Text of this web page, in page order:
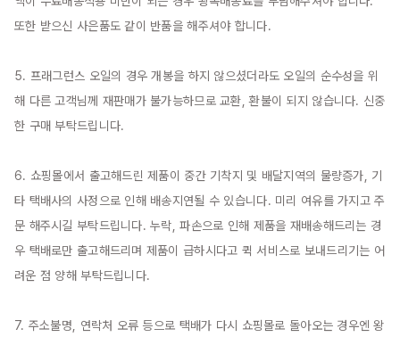
또한 받으신 사은품도 같이 반품을 해주셔야 합니다.
5. 프래그런스 오일의 경우 개봉을 하지 않으셨더라도 오일의 순수성을 위
해 다른 고객님께 재판매가 불가능하므로 교환, 환불이 되지 않습니다. 신중
한 구매 부탁드립니다.
6. 쇼핑몰에서 출고해드린 제품이 중간 기착지 및 배달지역의 물량증가, 기
타 택배사의 사정으로 인해 배송지연될 수 있습니다. 미리 여유를 가지고 주
문 해주시길 부탁드립니다. 누락, 파손으로 인해 제품을 재배송해드리는 경
우 택배로만 출고해드리며 제품이 급하시다고 퀵 서비스로 보내드리기는 어
려운 점 양해 부탁드립니다.
7. 주소불명, 연락처 오류 등으로 택배가 다시 쇼핑몰로 돌아오는 경우엔 왕